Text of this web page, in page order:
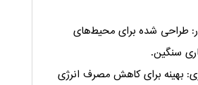
طراحی شده برای محیط‌های
سنگین.
بهینه برای کاهش مصرف انرژی